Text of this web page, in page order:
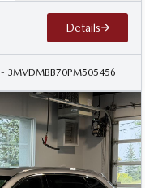
Details
- 3MVDMBB70PM505456